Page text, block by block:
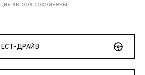
автора сохранены
ДРАЙВ